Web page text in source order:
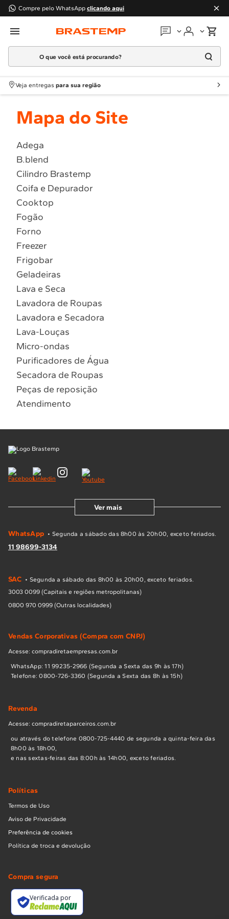
Compre pelo WhatsApp clicando aqui
Em que podemos
Atendimento Brastemp
Localizar assistência técnica
O que você está procurando?
Termos mais buscados
1º Geladeira
2
Fogao
4 º Lava Louça
5 º Cooktop
6º Microondas Brastemp
7º Forno
8º Embutir
9º Lava Seca
Veja entregas para sua região
Mapa do Site
Adega
B.blend
Cilindro Brastemp
Coifa e Depurador
Cooktop
Fogão
Forno
Freezer
Frigobar
Geladeiras
Lava e Seca
Lavadora de Roupas
Lavadora e Secadora
Lava-Louças
Micro-ondas
Purificadores de Água
Secadora de Roupas
Peças de reposição
Atendimento
Ver mais
WhatsApp • Segunda a sábado das 8h00 às 20h00, exceto feriados.
11 98699-3134
SAC • Segunda a sábado das 8h00 às 20h00, exceto feriados.
3003 0099 (Capitais e regiões metropolitanas)
0800 970 0999 (Outras localidades)
Vendas Corporativas (Compra com CNPJ)
Acesse: compradiretaempresas.com.br
WhatsApp: 11 99235-2966 (Segunda a Sexta das 9h às 17h)
Telefone: 0800-726-3360 (Segunda a Sexta das 8h às 15h)
Revenda
Acesse: compradiretaparceiros.com.br
ou através do telefone 0800-725-4440 de segunda a quinta-feira das
8h00 às 18h00,
e nas sextas-feiras das 8:00h às 14h00, exceto feriados.
Políticas
Termos de Uso
Aviso de Privacidade
Preferência de cookies
Política de troca e devolução
Compra segura
Verificada por